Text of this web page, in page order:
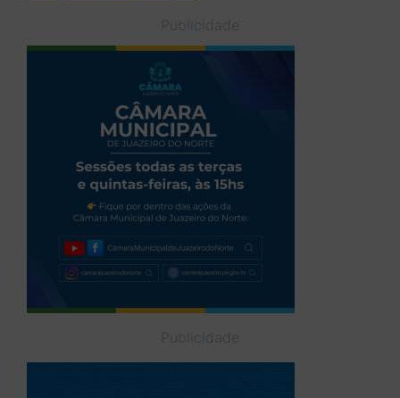
Publicidade
Publicidade